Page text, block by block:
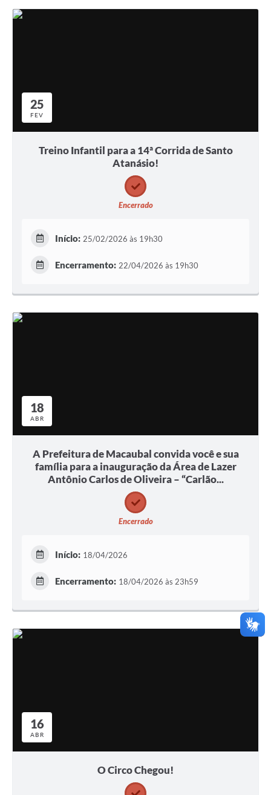
25
FEV
Treino Infantil para a 14ª Corrida de Santo
Atanásio!
Encerrado
Início: 25/02/2026 às 19h30
Encerramento: 22/04/2026 às 19h30
18
ABR
A Prefeitura de Macaubal convida você e sua
família para a inauguração da Área de Lazer
Antônio Carlos de Oliveira – “Carlão...
Encerrado
Início: 18/04/2026
Encerramento: 18/04/2026 às 23h59
16
ABR
O Circo Chegou!